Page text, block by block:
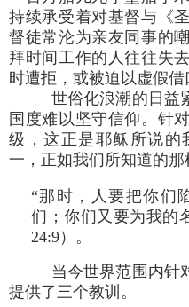
持续承受着对基督与《
督徒常沦为亲友同事的
拜时间工作的人往往失
时遭拒，或被迫以虚假借
世俗化浪潮的日益
国度难以坚守信仰。针
级，这正是耶稣所说的
一，正如我们所知道的那
“那时，人要把你们
们；你们又要为我的
24:9）。
当今世界范围内针
提供了三个教训。